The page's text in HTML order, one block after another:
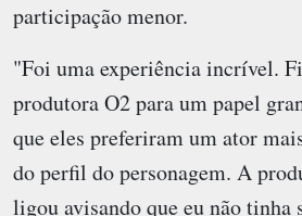
participação menor.
"Foi uma experiência incrível.
produtora O2 para um papel
que eles preferiram um ator
do perfil do personagem. A
ligou avisando que eu não tinha